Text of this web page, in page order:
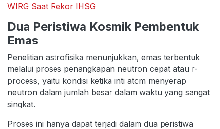
WIRG Saat Rekor IHSG
Dua Peristiwa Kosmik Pembentuk
Emas
Penelitian astrofisika menunjukkan, emas terbentuk
melalui proses penangkapan neutron cepat atau r-
process, yaitu kondisi ketika inti atom menyerap
neutron dalam jumlah besar dalam waktu yang sangat
singkat.
Proses ini hanya dapat terjadi dalam dua peristiwa